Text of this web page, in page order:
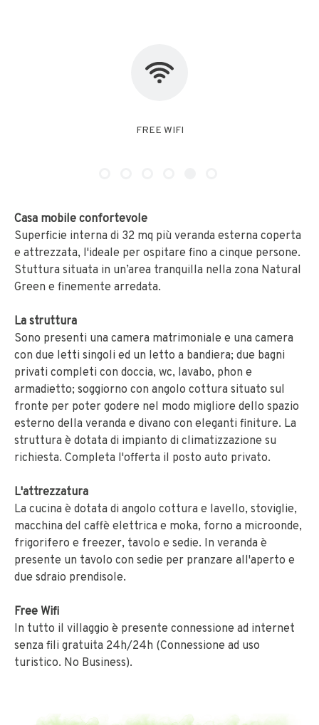
NO PET
Casa mobile confortevole
Superficie interna di 32 mq più veranda esterna coperta
e attrezzata, l'ideale per ospitare fino a cinque persone.
Stuttura situata in un’area tranquilla nella zona Natural
Green e finemente arredata.
La struttura
Sono presenti una camera matrimoniale e una camera
con due letti singoli ed un letto a bandiera; due bagni
privati completi con doccia, wc, lavabo, phon e
armadietto; soggiorno con angolo cottura situato sul
fronte per poter godere nel modo migliore dello spazio
esterno della veranda e divano con eleganti finiture. La
struttura è dotata di impianto di climatizzazione su
richiesta. Completa l'offerta il posto auto privato.
L'attrezzatura
La cucina è dotata di angolo cottura e lavello, stoviglie,
macchina del caffè elettrica e moka, forno a microonde,
frigorifero e freezer, tavolo e sedie. In veranda è
presente un tavolo con sedie per pranzare all'aperto e
due sdraio prendisole.
Free Wifi
In tutto il villaggio è presente connessione ad internet
senza fili gratuita 24h/24h (Connessione ad uso
turistico. No Business).